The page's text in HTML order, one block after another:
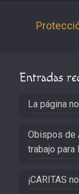
Entradas
La página
Obispos de
trabajo para
¡CARITAS